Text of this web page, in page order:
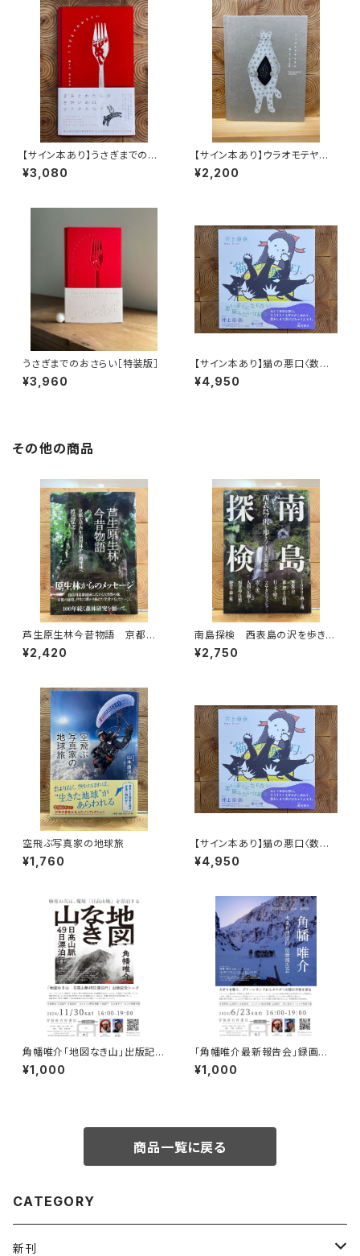
【サイン本あり】うさぎまでのお
さらい［通常版］
¥3,080
【サイン本あり】ウラオモテヤマ
ネコ
¥2,200
うさぎまでのおさらい［特装版］
¥3,960
【サイン本あり】猫の悪口〈数量
限定・オリジナルトート付き〉
¥4,950
その他の商品
芦生原生林今昔物語 京都大
学芦生演習林から研究林へ
¥2,420
南島探検 西表島の沢を歩きつ
くす
¥2,750
空飛ぶ写真家の地球旅
¥1,760
【サイン本あり】猫の悪口〈数量
限定・オリジナルトート付き〉
¥4,950
角幡唯介「地図なき山」出版記念
トークイベント録画視聴権
¥1,000
「角幡唯介最新報告会」録画視
聴権
¥1,000
商品一覧に戻る
CATEGORY
新刊